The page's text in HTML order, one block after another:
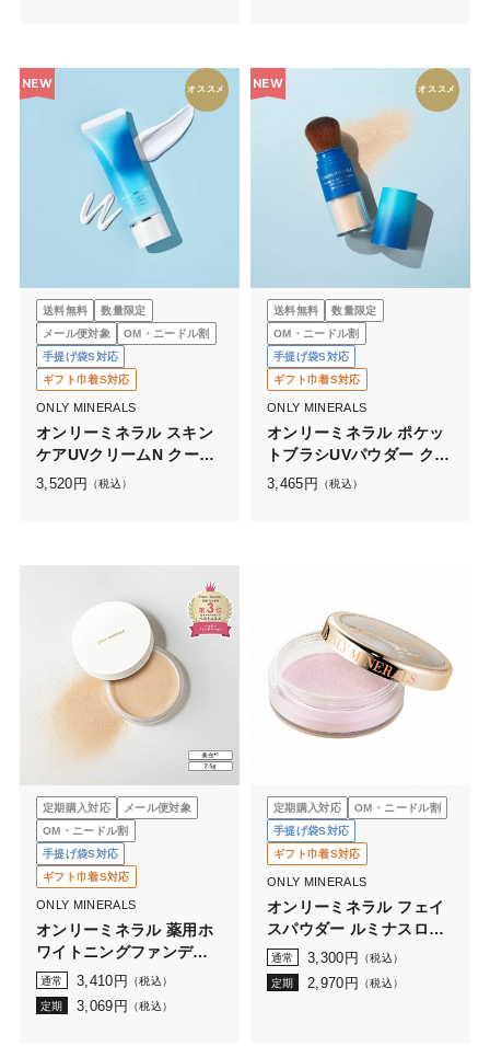
NEW オススメ
送料無料
数量限定
メール便対象
OM・ニードル割
手提げ袋S対応
ギフト巾着S対応
ONLY MINERALS
オンリーミネラル スキン
ケアUVクリームN クール
コンフォート
3,520 円 （税込）
NEW オススメ
送料無料
数量限定
OM・ニードル割
手提げ袋S対応
ギフト巾着S対応
ONLY MINERALS
オンリーミネラル ポケッ
トブラシUVパウダー クー
ルコンフォート
3,465 円 （税込）
定期購入対応
メール便対象
OM・ニードル割
手提げ袋S対応
ギフト巾着S対応
ONLY MINERALS
オンリーミネラル 薬用ホ
ワイトニングファンデー
ション 2.5g
通常 3,410 円 （税込）
定期 3,069 円 （税込）
定期購入対応
OM・ニードル割
手提げ袋S対応
ギフト巾着S対応
ONLY MINERALS
オンリーミネラル フェイ
スパウダー ルミナスロー
ズ
通常 3,300 円 （税込）
定期 2,970 円 （税込）